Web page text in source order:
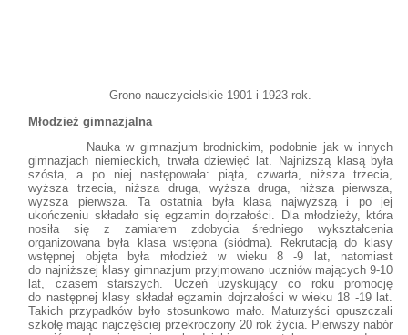
Grono nauczycielskie 1901 i 1923 rok.
Młodzież gimnazjalna
Nauka w gimnazjum brodnickim, podobnie jak w innych
gimnazjach niemieckich, trwała dziewięć lat. Najniższą klasą była
szósta, a po niej następowała: piąta, czwarta, niższa trzecia,
wyższa trzecia, niższa druga, wyższa druga, niższa pierwsza,
wyższa pierwsza. Ta ostatnia była klasą najwyższą i po jej
ukończeniu składało się egzamin dojrzałości. Dla młodzieży, która
nosiła się z zamiarem zdobycia średniego wykształcenia
organizowana była klasa wstępna (siódma). Rekrutacją do klasy
wstępnej objęta była młodzież w wieku 8 -9 lat, natomiast
do najniższej klasy gimnazjum przyjmowano uczniów mających 9-10
lat, czasem starszych. Uczeń uzyskujący co roku promocję
do następnej klasy składał egzamin dojrzałości w wieku 18 -19 lat.
Takich przypadków było stosunkowo mało. Maturzyści opuszczali
szkołę mając najczęściej przekroczony 20 rok życia. Pierwszy nabór